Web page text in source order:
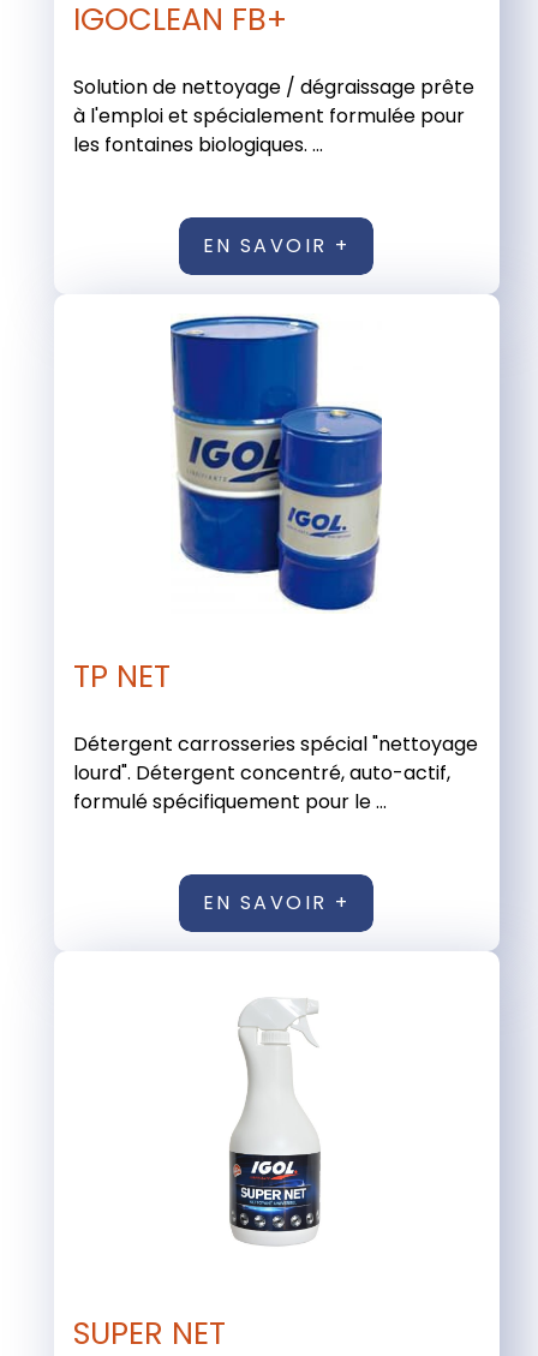
IGOCLEAN FB+
Solution de nettoyage / dégraissage prête
à l'emploi et spécialement formulée pour
les fontaines biologiques. ...
EN SAVOIR +
TP NET
Détergent carrosseries spécial "nettoyage
lourd". Détergent concentré, auto-actif,
formulé spécifiquement pour le ...
EN SAVOIR +
SUPER NET